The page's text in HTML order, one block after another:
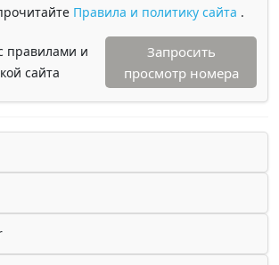
Правила и политику сайта .
правилами и
сайта
Запросить
просмотр номера